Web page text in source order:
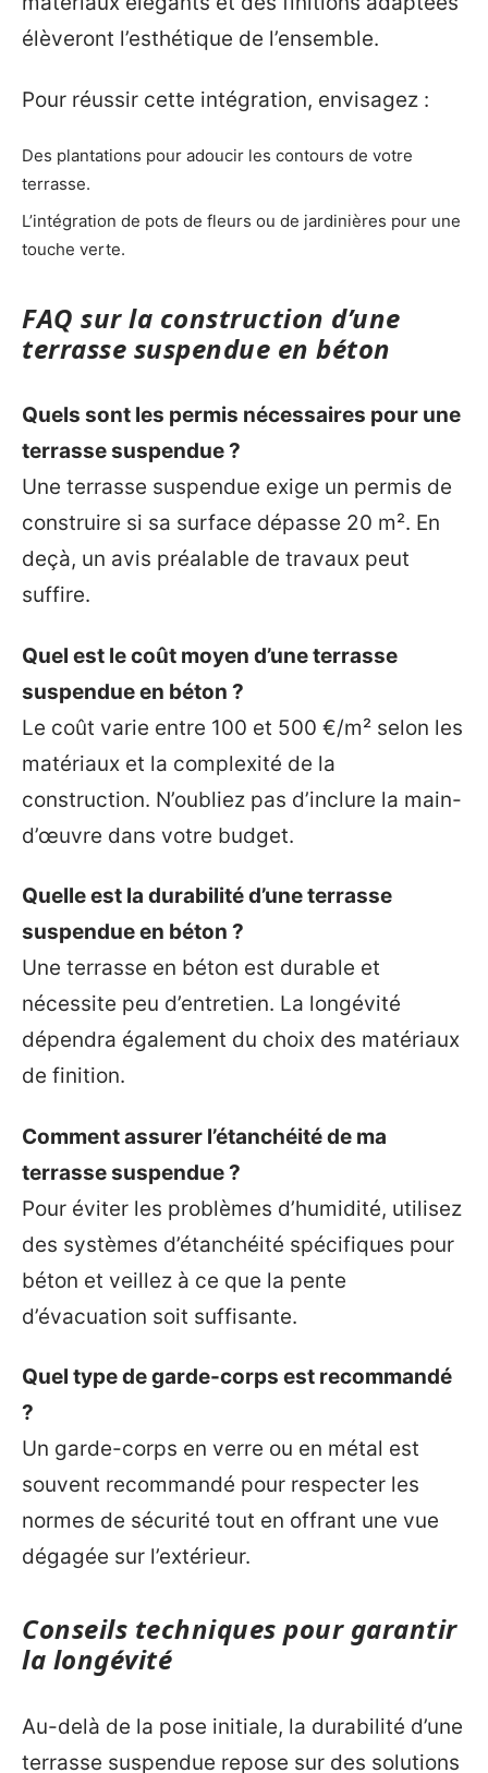
élèveront l’esthétique de l’ensemble.
Pour réussir cette intégration, envisagez :
Des plantations pour adoucir les contours de votre
terrasse.
L’intégration de pots de fleurs ou de jardinières pour une
touche verte.
FAQ sur la construction d’une
terrasse suspendue en béton
Quels sont les permis nécessaires pour une
terrasse suspendue ?
Une terrasse suspendue exige un permis de
construire si sa surface dépasse 20 m². En
deçà, un avis préalable de travaux peut
suffire.
Quel est le coût moyen d’une terrasse
suspendue en béton ?
Le coût varie entre 100 et 500 €/m² selon les
matériaux et la complexité de la
construction. N’oubliez pas d’inclure la main-
d’œuvre dans votre budget.
Quelle est la durabilité d’une terrasse
suspendue en béton ?
Une terrasse en béton est durable et
nécessite peu d’entretien. La longévité
dépendra également du choix des matériaux
de finition.
Comment assurer l’étanchéité de ma
terrasse suspendue ?
Pour éviter les problèmes d’humidité, utilisez
des systèmes d’étanchéité spécifiques pour
béton et veillez à ce que la pente
d’évacuation soit suffisante.
Quel type de garde-corps est recommandé
?
Un garde-corps en verre ou en métal est
souvent recommandé pour respecter les
normes de sécurité tout en offrant une vue
dégagée sur l’extérieur.
Conseils techniques pour garantir
la longévité
Au-delà de la pose initiale, la durabilité d’une
terrasse suspendue repose sur des solutions